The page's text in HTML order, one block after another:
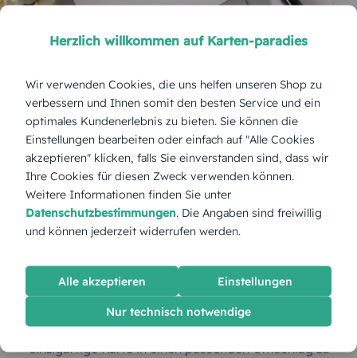
Umschläge in vielen Farben und
unterschiedlichen Formaten bei uns
kaufen
Das Karten-Paradies begeistert zahlreiche
Menschen mit wundervollen Karten für jeden
und so designt, dass sie echte Unikate sind.
Machen Sie sich die Mühe für Ihre Mitmenschen
und werden kreativ, dann empfehlen wir, die
einzigartige Karte in einen passenden Umschlag zu
Herzlich willkommen auf Karten-paradies
Wir verwenden Cookies, die uns helfen unseren Shop zu
verbessern und Ihnen somit den besten Service und ein
optimales Kundenerlebnis zu bieten. Sie können die
Einstellungen bearbeiten oder einfach auf "Alle Cookies
akzeptieren" klicken, falls Sie einverstanden sind, dass wir
Ihre Cookies für diesen Zweck verwenden können.
Weitere Informationen finden Sie unter
Datenschutzbestimmungen. Die Angaben sind freiwillig
und können jederzeit widerrufen werden.
Alle akzeptieren Einstellungen
Nur technisch notwendige